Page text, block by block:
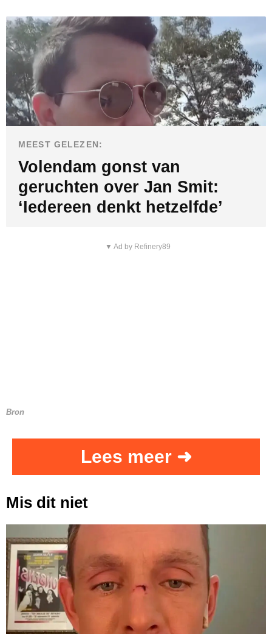
MEEST GELEZEN:
Volendam gonst van
geruchten over Jan Smit:
‘Iedereen denkt hetzelfde’
▼ Ad by Refinery89
Bron
Lees meer ➜
Mis dit niet